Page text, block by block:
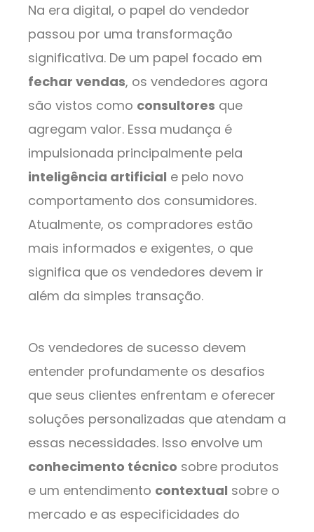
Na era digital, o papel do vendedor
passou por uma transformação
significativa. De um papel focado em
fechar vendas, os vendedores agora
são vistos como consultores que
agregam valor. Essa mudança é
impulsionada principalmente pela
inteligência artificial e pelo novo
comportamento dos consumidores.
Atualmente, os compradores estão
mais informados e exigentes, o que
significa que os vendedores devem ir
além da simples transação.
Os vendedores de sucesso devem
entender profundamente os desafios
que seus clientes enfrentam e oferecer
soluções personalizadas que atendam a
essas necessidades. Isso envolve um
conhecimento técnico sobre produtos
e um entendimento contextual sobre o
mercado e as especificidades do